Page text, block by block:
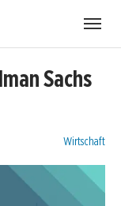
Sachs
Kategorien:
Wirtschaft